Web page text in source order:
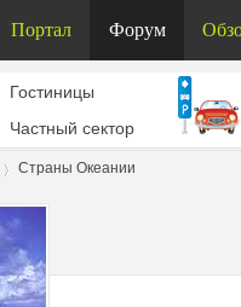
Портал Форум
Гостиницы
Частный сектор
Страны Океании